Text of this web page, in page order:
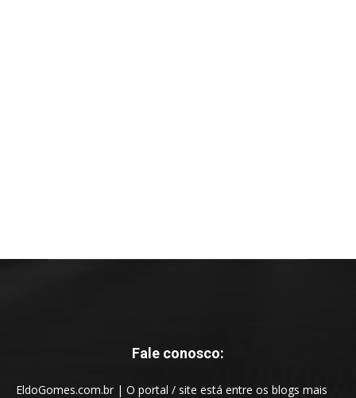
Fale conosco:
EldoGomes.com.br | O portal / site está entre os blogs mais